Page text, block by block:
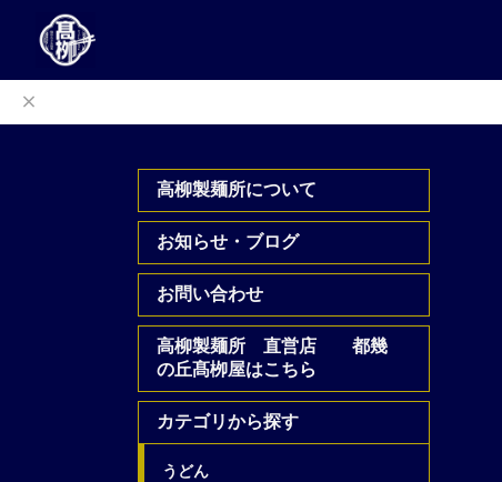
高柳製麺所について
お知らせ・ブログ
お問い合わせ
高柳製麺所 直営店 都幾
の丘髙栁屋はこちら
カテゴリから探す
うどん